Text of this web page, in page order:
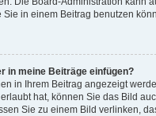
Sie in einem Beitrag benutzen
in meine Beiträge einfügen?
in Ihrem Beitrag angezeigt
hat, können Sie das Bild
Sie zu einem Bild verlinken,